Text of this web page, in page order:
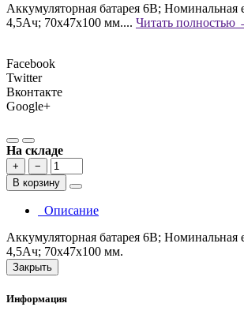
Аккумуляторная батарея 6В; Номинальная
4,5Ач; 70х47х100 мм.... Читать полностью
Facebook
Twitter
Вконтакте
Google+
На складе
+
−
В корзину
Описание
Аккумуляторная батарея 6В; Номинальная
4,5Ач; 70х47х100 мм.
Закрыть
Информация